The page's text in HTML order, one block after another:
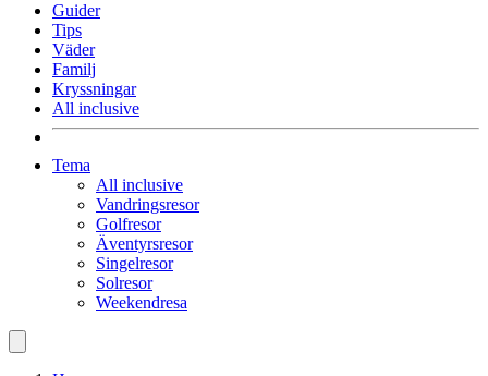
Guider
Tips
Väder
Familj
Kryssningar
All inclusive
Tema
All inclusive
Vandringsresor
Golfresor
Äventyrsresor
Singelresor
Solresor
Weekendresa